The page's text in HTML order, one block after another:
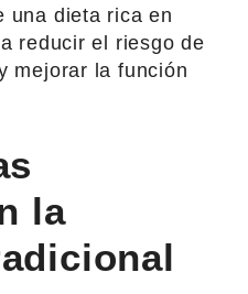
una dieta rica en
reducir el riesgo de
mejorar la función
la